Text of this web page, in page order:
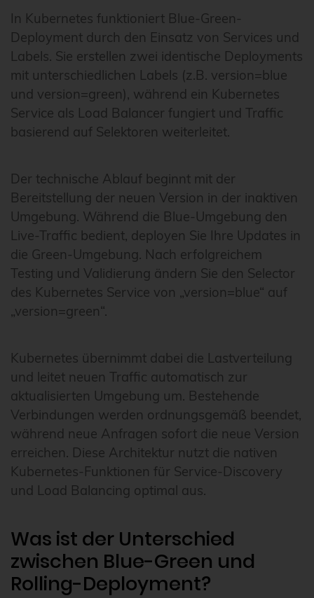
In Kubernetes funktioniert Blue-Green-
Deployment durch den Einsatz von Services und
Labels. Sie erstellen zwei identische Deployments
mit unterschiedlichen Labels (z.B. version=blue
und version=green), während ein Kubernetes
Service als Load Balancer fungiert und Traffic
basierend auf Selektoren weiterleitet.
Der technische Ablauf beginnt mit der
Bereitstellung der neuen Version in der inaktiven
Umgebung. Während die Blue-Umgebung den
Live-Traffic bedient, deployen Sie Ihre Updates in
die Green-Umgebung. Nach erfolgreichem
Testing und Validierung ändern Sie den Selector
des Kubernetes Service von „version=blue“ auf
„version=green“.
Kubernetes übernimmt dabei die Lastverteilung
und leitet neuen Traffic automatisch zur
aktualisierten Umgebung um. Bestehende
Verbindungen werden ordnungsgemäß beendet,
während neue Anfragen sofort die neue Version
erreichen. Diese Architektur nutzt die nativen
Kubernetes-Funktionen für Service-Discovery
und Load Balancing optimal aus.
Was ist der Unterschied
zwischen Blue-Green und
Rolling-Deployment?